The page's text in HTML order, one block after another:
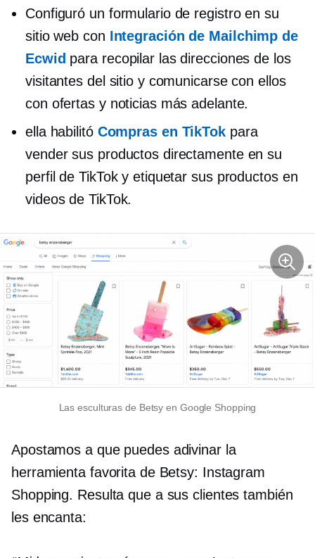
Configuró un formulario de registro en su
sitio web con Integración de Mailchimp de
Ecwid para recopilar las direcciones de los
visitantes del sitio y comunicarse con ellos
con ofertas y noticias más adelante.
ella habilitó Compras en TikTokpara
vender sus productos directamente en su
perfil de TikTok y etiquetar sus productos en
videos de TikTok.
Las esculturas de Betsy en Google Shopping
Apostamos a que puedes adivinar la
herramienta favorita de Betsy: Instagram
Shopping. Resulta que a sus clientes también
les encanta: